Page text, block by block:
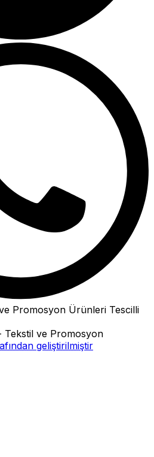
Promosyon Ürünleri Tescilli
Tekstil ve Promosyon
geliştirilmiştir